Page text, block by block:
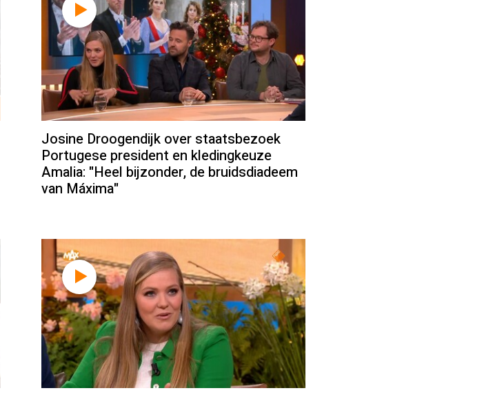
Josine Droogendijk over staatsbezoek
Portugese president en kledingkeuze
Amalia: "Heel bijzonder, de bruidsdiadeem
van Máxima"